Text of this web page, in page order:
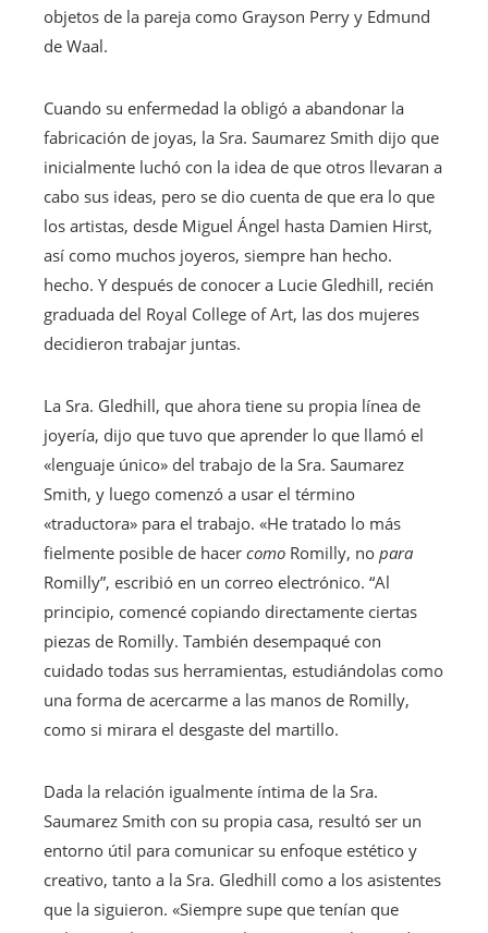
objetos de la pareja como Grayson Perry y Edmund
de Waal.
Cuando su enfermedad la obligó a abandonar la
fabricación de joyas, la Sra. Saumarez Smith dijo que
inicialmente luchó con la idea de que otros llevaran a
cabo sus ideas, pero se dio cuenta de que era lo que
los artistas, desde Miguel Ángel hasta Damien Hirst,
así como muchos joyeros, siempre han hecho.
hecho. Y después de conocer a Lucie Gledhill, recién
graduada del Royal College of Art, las dos mujeres
decidieron trabajar juntas.
La Sra. Gledhill, que ahora tiene su propia línea de
joyería, dijo que tuvo que aprender lo que llamó el
«lenguaje único» del trabajo de la Sra. Saumarez
Smith, y luego comenzó a usar el término
«traductora» para el trabajo. «He tratado lo más
fielmente posible de hacer como Romilly, no para
Romilly”, escribió en un correo electrónico. “Al
principio, comencé copiando directamente ciertas
piezas de Romilly. También desempaqué con
cuidado todas sus herramientas, estudiándolas como
una forma de acercarme a las manos de Romilly,
como si mirara el desgaste del martillo.
Dada la relación igualmente íntima de la Sra.
Saumarez Smith con su propia casa, resultó ser un
entorno útil para comunicar su enfoque estético y
creativo, tanto a la Sra. Gledhill como a los asistentes
que la siguieron. «Siempre supe que tenían que